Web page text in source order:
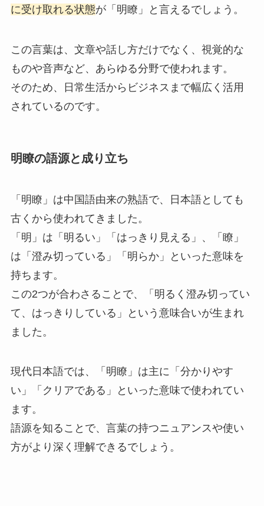
に受け取れる状態が「明瞭」と言えるでしょう。
この言葉は、文章や話し方だけでなく、視覚的な
ものや音声など、あらゆる分野で使われます。
そのため、日常生活からビジネスまで幅広く活用
されているのです。
明瞭の語源と成り立ち
「明瞭」は中国語由来の熟語で、日本語としても
古くから使われてきました。
「明」は「明るい」「はっきり見える」、「瞭」
は「澄み切っている」「明らか」といった意味を
持ちます。
この2つが合わさることで、「明るく澄み切ってい
て、はっきりしている」という意味合いが生まれ
ました。
現代日本語では、「明瞭」は主に「分かりやす
い」「クリアである」といった意味で使われてい
ます。
語源を知ることで、言葉の持つニュアンスや使い
方がより深く理解できるでしょう。